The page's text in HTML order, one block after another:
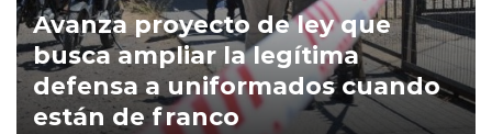
Avanza proyecto de ley que
busca ampliar la legítima
defensa a uniformados cuando
están de franco